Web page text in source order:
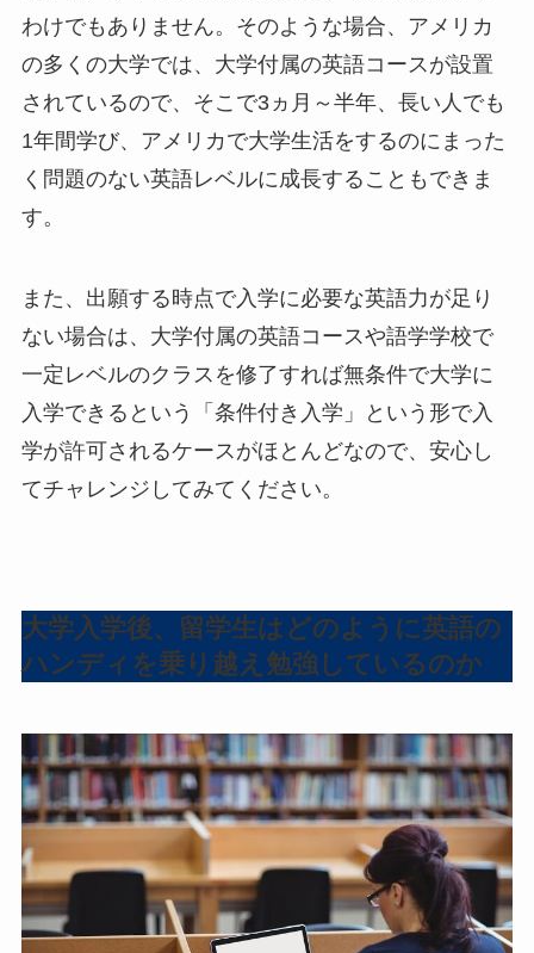
わけでもありません。そのような場合、アメリカ
の多くの大学では、大学付属の英語コースが設置
されているので、そこで3ヵ月～半年、長い人でも
1年間学び、アメリカで大学生活をするのにまった
く問題のない英語レベルに成長することもできま
す。
また、出願する時点で入学に必要な英語力が足り
ない場合は、大学付属の英語コースや語学学校で
一定レベルのクラスを修了すれば無条件で大学に
入学できるという「条件付き入学」という形で入
学が許可されるケースがほとんどなので、安心し
てチャレンジしてみてください。
大学入学後、留学生はどのように英語の
ハンディを乗り越え勉強しているのか